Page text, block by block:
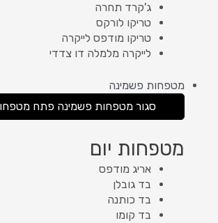
ג'קרד תחרה
טריקו לורקס
טריקו מודפס לייקרה
לייקרה מלמלה דו צדדי
מטפחות פשמינה
סגור מטפחות פשמינה פתח
מטפחות יום
אריג מודפס
בד גובלן
בד כותנה
בד קומו